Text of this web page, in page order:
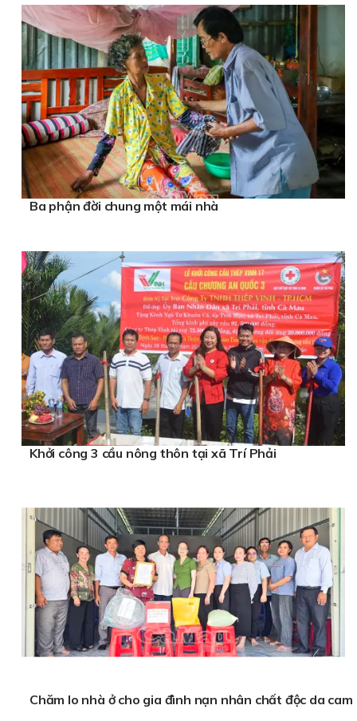
Ba phận đời chung một mái nhà
Khởi công 3 cầu nông thôn tại xã Trí Phải
Chăm lo nhà ở cho gia đình nạn nhân chất độc da cam